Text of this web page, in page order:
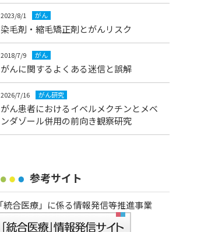
2023/8/1 がん
染毛剤・縮毛矯正剤とがんリスク
2018/7/9 がん
がんに関するよくある迷信と誤解
2026/7/16 がん研究
がん患者におけるイベルメクチンとメベ
ンダゾール併用の前向き観察研究
参考サイト
「統合医療」に係る情報発信等推進事業